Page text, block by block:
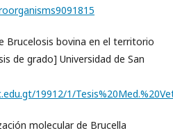
Brucelosis bovina en el territorio
de grado] Universidad de San
19912/1/
molecular de Brucella